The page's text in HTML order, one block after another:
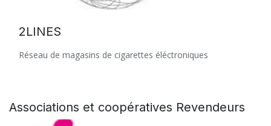
2LINES
Réseau de magasins de cigarettes éléctroniques
Associations et coopératives Revendeurs